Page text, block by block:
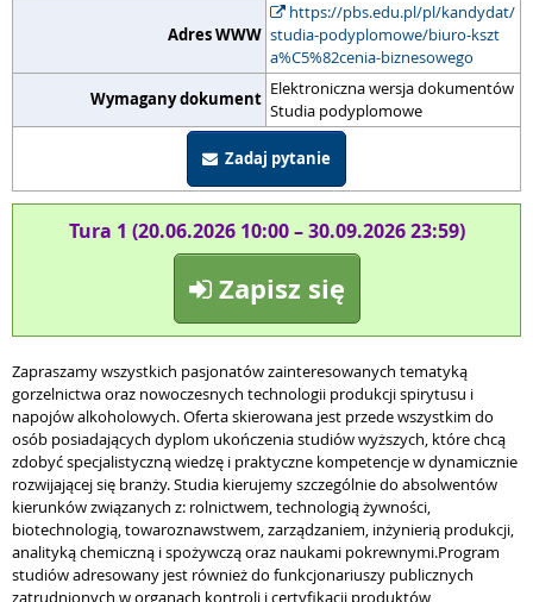
Adres WWW
https://pbs.edu.pl/pl/kandydat/
studia-podyplomowe/biuro-kszt
a%C5%82cenia-biznesowego
Wymagany dokument Elektroniczna wersja dokumentów
Studia podyplomowe
Zadaj pytanie
Tura 1 (20.06.2026 10:00 – 30.09.2026 23:59)
Zapisz się
Zapraszamy wszystkich pasjonatów zainteresowanych tematyką
gorzelnictwa oraz nowoczesnych technologii produkcji spirytusu i
napojów alkoholowych. Oferta skierowana jest przede wszystkim do
osób posiadających dyplom ukończenia studiów wyższych, które chcą
zdobyć specjalistyczną wiedzę i praktyczne kompetencje w dynamicznie
rozwijającej się branży. Studia kierujemy szczególnie do absolwentów
kierunków związanych z: rolnictwem, technologią żywności,
biotechnologią, towaroznawstwem, zarządzaniem, inżynierią produkcji,
analityką chemiczną i spożywczą oraz naukami pokrewnymi.Program
studiów adresowany jest również do funkcjonariuszy publicznych
zatrudnionych w organach kontroli i certyfikacji produktów